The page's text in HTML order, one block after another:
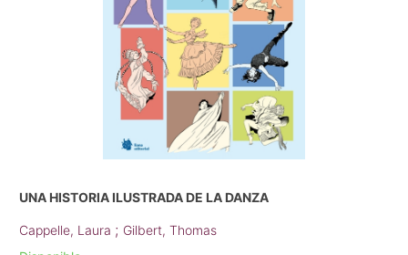
UNA HISTORIA ILUSTRADA DE LA DANZA
Cappelle, Laura ; Gilbert, Thomas